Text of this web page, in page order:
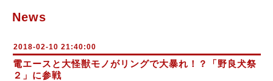
News
2018-02-10 21:40:00
電エースと大怪獣モノがリングで大暴れ！？「野良犬祭
２」に参戦